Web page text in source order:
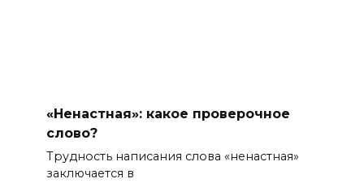
«Ненастная»: какое проверочное
слово?
Трудность написания слова «ненастная»
заключается в